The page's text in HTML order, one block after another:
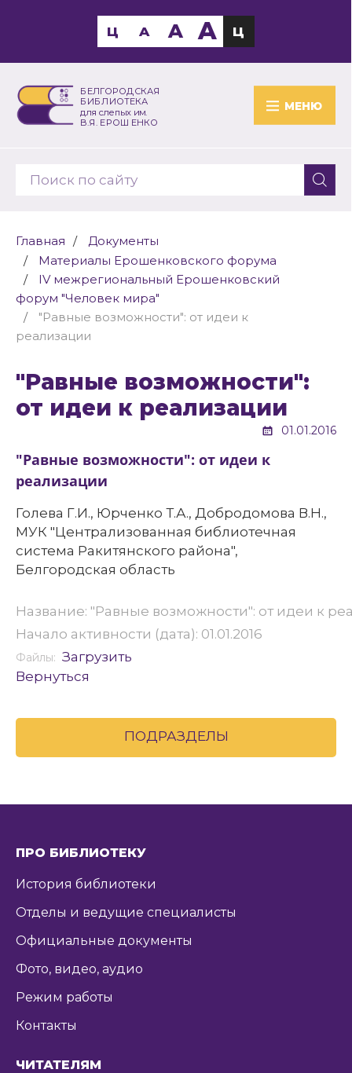
БЕЛГОРОДСКАЯ
БИБЛИОТЕКА
для слепых им.
В.Я. ЕРОШЕНКО
МЕНЮ
Ц A A A Ц
Главная
Документы
Материалы Ерошенковского форума
IV межрегиональный Ерошенковский
форум "Человек мира"
"Равные возможности": от идеи к
реализации
"Равные возможности":
от идеи к реализации
01.01.2016
"Равные возможности": от идеи к
реализации
Голева Г.И., Юрченко Т.А., Добродомова В.Н.,
МУК "Централизованная библиотечная
система Ракитянского района",
Белгородская область
Название: "Равные возможности": от идеи к
Начало активности (дата): 01.01.2016
Файлы: Загрузить
Вернуться
ПОДРАЗДЕЛЫ
ПРО БИБЛИОТЕКУ
История библиотеки
Отделы и ведущие специалисты
Официальные документы
Фото, видео, аудио
Режим работы
Контакты
ЧИТАТЕЛЯМ